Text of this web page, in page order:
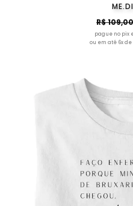
R$ 109,00
pague no pix
ou em até 6x de